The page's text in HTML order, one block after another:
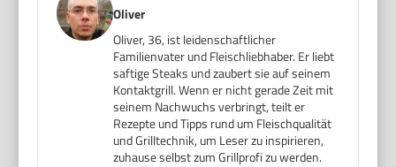
Oliver
Oliver, 36, ist leidenschaftlicher
Familienvater und Fleischliebhaber. Er liebt
saftige Steaks und zaubert sie auf seinem
Kontaktgrill. Wenn er nicht gerade Zeit mit
seinem Nachwuchs verbringt, teilt er
Rezepte und Tipps rund um Fleischqualität
und Grilltechnik, um Leser zu inspirieren,
zuhause selbst zum Grillprofi zu werden.